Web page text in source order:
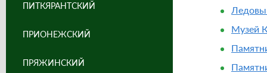
Музей
ПИТКЯРАНТСКИЙ
ПРИОНЕЖСКИЙ
ПРЯЖИНСКИЙ